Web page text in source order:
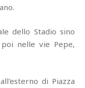
dello Stadio sino
poi nelle vie Pepe,
di Piazza